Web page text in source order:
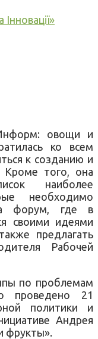
овощи и
ко всем
к созданию и
Кроме того, она
наиболее
необходимо
форум, где в
своими идеями
предлагать
Рабочей
по проблемам
проведено 21
политики и
Андрея
фрукты».